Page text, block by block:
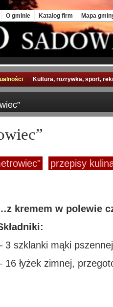
O gminie Katalog firm Mapa
Kultura, rozrywka, sport,
przepisy
kremem w polewie
3 szklanki mąki pszennej
16 łyżek zimnej,